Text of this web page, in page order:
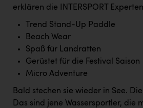
KIWI Kinderwunsch Institut Dr. Loimer
KLIPP Frisör
Kleider Bauer
Kremsmüller Anlagenbau GmbH
Maximarkt
erklären die INTERSPORT
Trend Stand-Up Paddle
Beach Wear
Spaß für Landratten
Gerüstet für die Festival Saison
Micro Adventure
Bald stechen sie wieder in See.
Das sind jene Wassersportler, die